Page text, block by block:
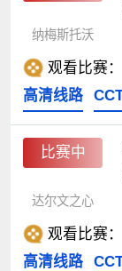
纳梅斯托沃
观看比赛：
高清线路
比赛中
达尔文之心
观看比赛：
高清线路